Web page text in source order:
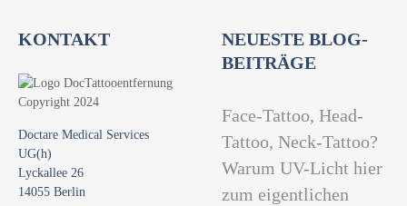
KONTAKT
Doctare Medical Services
UG(h)
Lyckallee 26
14055 Berlin
NEUESTE BLOG-
BEITRÄGE
Face-Tattoo, Head-
Tattoo, Neck-Tattoo?
Warum UV-Licht hier
zum eigentlichen